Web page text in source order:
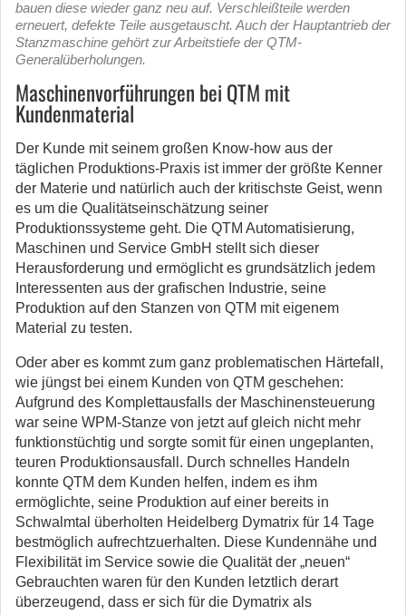
bauen diese wieder ganz neu auf. Verschleißteile werden
erneuert, defekte Teile ausgetauscht. Auch der Hauptantrieb der
Stanzmaschine gehört zur Arbeitstiefe der QTM-
Generalüberholungen.
Maschinenvorführungen bei QTM mit
Kundenmaterial
Der Kunde mit seinem großen Know-how aus der
täglichen Produktions-Praxis ist immer der größte Kenner
der Materie und natürlich auch der kritischste Geist, wenn
es um die Qualitätseinschätzung seiner
Produktionssysteme geht. Die QTM Automatisierung,
Maschinen und Service GmbH stellt sich dieser
Herausforderung und ermöglicht es grundsätzlich jedem
Interessenten aus der grafischen Industrie, seine
Produktion auf den Stanzen von QTM mit eigenem
Material zu testen.
Oder aber es kommt zum ganz problematischen Härtefall,
wie jüngst bei einem Kunden von QTM geschehen:
Aufgrund des Komplettausfalls der Maschinensteuerung
war seine WPM-Stanze von jetzt auf gleich nicht mehr
funktionstüchtig und sorgte somit für einen ungeplanten,
teuren Produktionsausfall. Durch schnelles Handeln
konnte QTM dem Kunden helfen, indem es ihm
ermöglichte, seine Produktion auf einer bereits in
Schwalmtal überholten Heidelberg Dymatrix für 14 Tage
bestmöglich aufrechtzuerhalten. Diese Kundennähe und
Flexibilität im Service sowie die Qualität der „neuen“
Gebrauchten waren für den Kunden letztlich derart
überzeugend, dass er sich für die Dymatrix als